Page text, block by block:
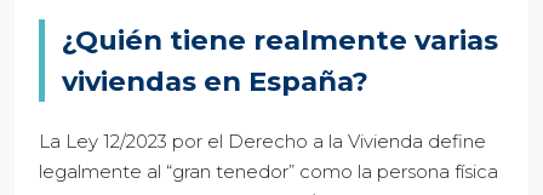
¿Quién tiene realmente varias
viviendas en España?
La Ley 12/2023 por el Derecho a la Vivienda define
legalmente al “gran tenedor” como la persona física